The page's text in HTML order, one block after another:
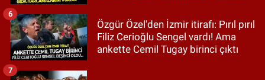
Özgür Özel'den İzmir itirafı: Pırıl pırıl
Filiz Cerioğlu Sengel vardı! Ama
ankette Cemil Tugay birinci çıktı
6
7